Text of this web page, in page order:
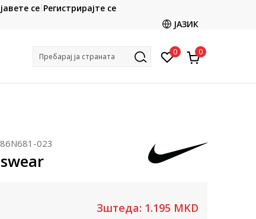
CLICK & COLLECT
со картичка online и подигнете во продавницата
се Регистрирајте се
ЈАЗИК
Пребарај ја страната 0 0
86N681-023
Зштеда: 1.195 MKD